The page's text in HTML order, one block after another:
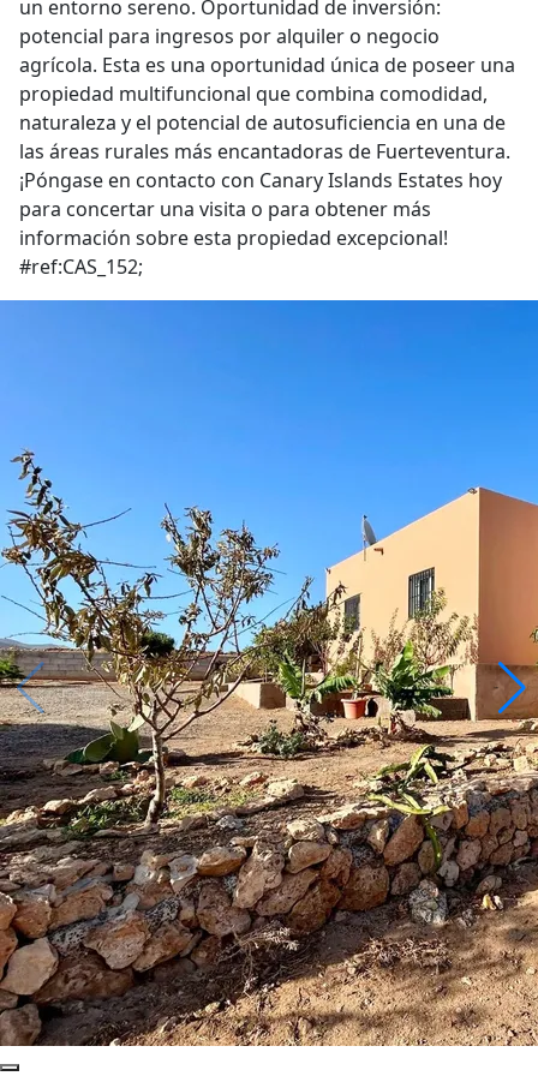
un entorno sereno. Oportunidad de inversión:
potencial para ingresos por alquiler o negocio
agrícola. Esta es una oportunidad única de poseer una
propiedad multifuncional que combina comodidad,
naturaleza y el potencial de autosuficiencia en una de
las áreas rurales más encantadoras de Fuerteventura.
¡Póngase en contacto con Canary Islands Estates hoy
para concertar una visita o para obtener más
información sobre esta propiedad excepcional!
#ref:CAS_152;